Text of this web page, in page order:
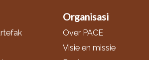
Organisasi
Over PACE
Visie en missie